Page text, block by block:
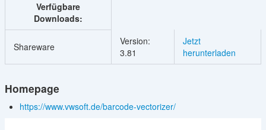
Verfügbare
Downloads:
Shareware
Version:
3.81
Jetzt
herunterladen
Homepage
https://www.vwsoft.de/barcode-vectorizer/